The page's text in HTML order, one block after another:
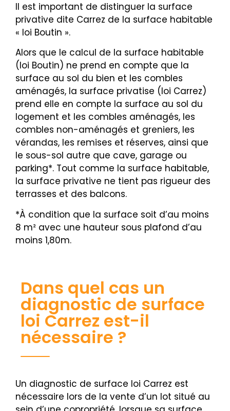
Il est important de distinguer la surface
privative dite Carrez de la surface habitable
« loi Boutin ».
Alors que le calcul de la surface habitable
(loi Boutin) ne prend en compte que la
surface au sol du bien et les combles
aménagés, la surface privatise (loi Carrez)
prend elle en compte la surface au sol du
logement et les combles aménagés, les
combles non-aménagés et greniers, les
vérandas, les remises et réserves, ainsi que
le sous-sol autre que cave, garage ou
parking*. Tout comme la surface habitable,
la surface privative ne tient pas rigueur des
terrasses et des balcons.
*À condition que la surface soit d’au moins
8 m² avec une hauteur sous plafond d’au
moins 1,80m.
Dans quel cas un
diagnostic de surface
loi Carrez est-il
nécessaire ?
Un diagnostic de surface loi Carrez est
nécessaire lors de la vente d’un lot situé au